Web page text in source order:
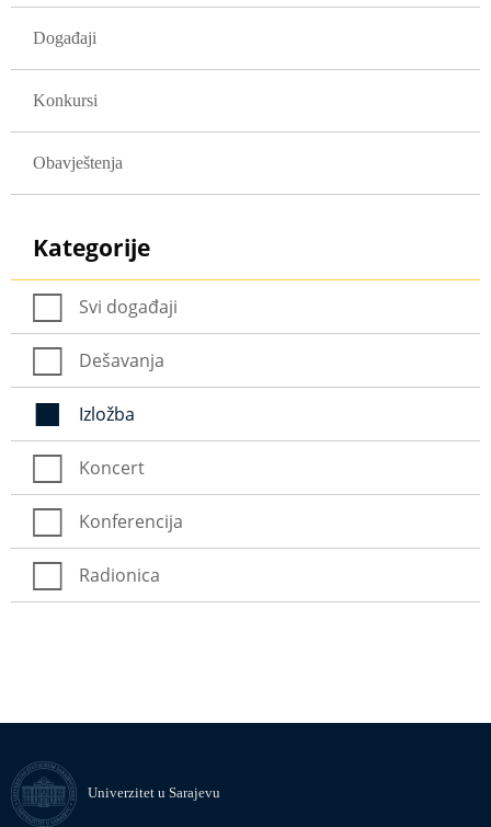
Događaji
Konkursi
Obavještenja
Kategorije
Svi događaji
Dešavanja
Izložba
Koncert
Konferencija
Radionica
Univerzitet u Sarajevu